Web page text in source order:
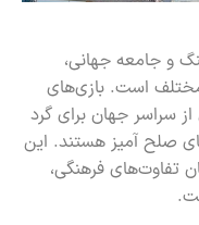
و جامعه جهانی،
است. بازی‌های
سراسر جهان برای گرد
صلح آمیز هستند. این
تفاوت‌های فرهنگی،